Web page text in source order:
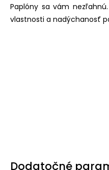
Paplóny sa vám
vlastnosti a nadýchanosť
Dodatočné